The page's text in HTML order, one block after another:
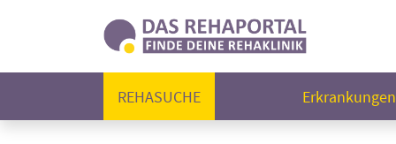
REHASUCHE Erkrankungen